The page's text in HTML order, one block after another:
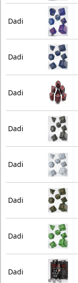
Dadi
Dadi
Dadi
Dadi
Dadi
Dadi
Dadi
Dadi